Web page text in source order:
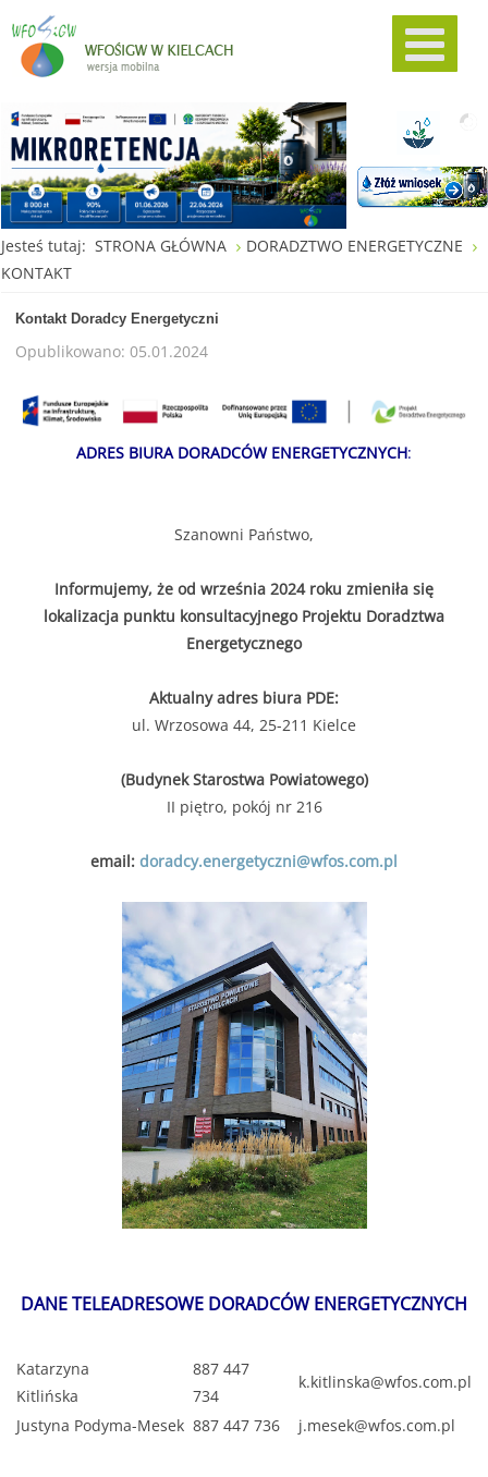
Jesteś tutaj: STRONA GŁÓWNA
DORADZTWO ENERGETYCZNE
KONTAKT
Kontakt Doradcy Energetyczni
Opublikowano: 05.01.2024
ADRES BIURA DORADCÓW ENERGETYCZNYCH:
Szanowni Państwo,
Informujemy, że od września 2024 roku zmieniła się
lokalizacja punktu konsultacyjnego Projektu Doradztwa
Energetycznego
Aktualny adres biura PDE:
ul. Wrzosowa 44, 25-211 Kielce
(Budynek Starostwa Powiatowego)
II piętro, pokój nr 216
email: doradcy.energetyczni@wfos.com.pl
DANE TELEADRESOWE DORADCÓW ENERGETYCZNYCH
Katarzyna
Kitlińska
887 447
734
k.kitlinska@wfos.com.pl
Justyna Podyma-Mesek 887 447 736 j.mesek@wfos.com.pl